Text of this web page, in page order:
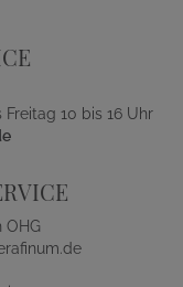
10 bis 16 Uhr
OHG